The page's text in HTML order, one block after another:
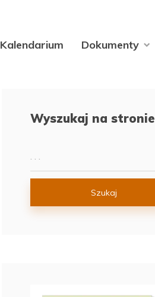
Kalendarium Dokumenty
Wyszukaj na stronie
Szukaj